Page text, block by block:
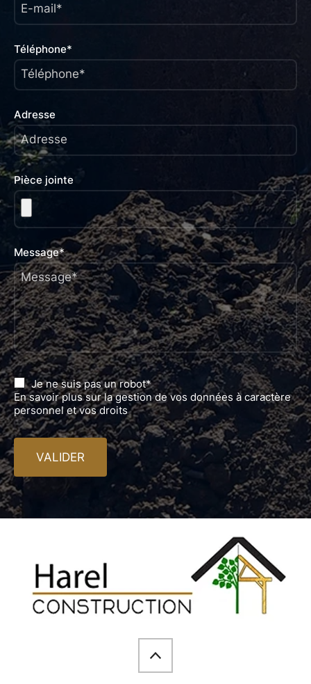
E-mail*
Téléphone*
Téléphone*
Adresse
Adresse
Pièce jointe
Message*
Message*
Je ne suis pas un robot*
En savoir plus sur la gestion de vos données à caractère
personnel et vos droits
VALIDER